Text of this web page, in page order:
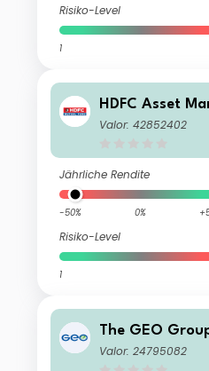
Risiko-Level
1
HDFC Asset
Valor: 42852402
Jährliche Rendite
-50% 0%
Risiko-Level
1
The GEO
Valor: 24795082